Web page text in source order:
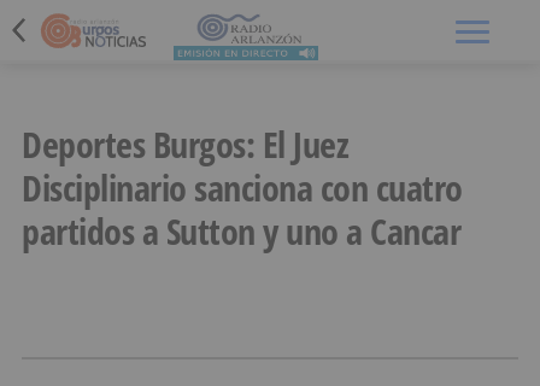
Deportes Burgos: El Juez
Disciplinario sanciona con cuatro
partidos a Sutton y uno a Cancar